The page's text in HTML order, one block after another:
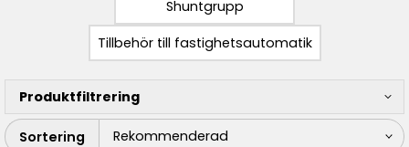
Shuntgrupp
Tillbehör till fastighetsautomatik
Produktfiltrering
Sortering